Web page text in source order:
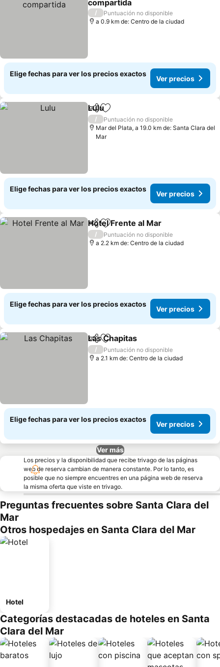
compartida
/
Puntuación no disponible
a 0.9 km de: Centro de la ciudad
Elige fechas para ver los precios exactos
Ver precios
CompartirAgregar a favoritos
Lulu
/
Puntuación no disponible
Mar del Plata, a 19.0 km de: Santa Clara del
Mar
Elige fechas para ver los precios exactos
Ver precios
CompartirAgregar a favoritos
Hotel Frente al Mar
/
Puntuación no disponible
a 2.2 km de: Centro de la ciudad
Elige fechas para ver los precios exactos
Ver precios
CompartirAgregar a favoritos
Las Chapitas
/
Puntuación no disponible
a 2.1 km de: Centro de la ciudad
Elige fechas para ver los precios exactos
Ver precios
Ver más
Los precios y la disponibilidad que recibe trivago de las páginas
web de reserva cambian de manera constante. Por lo tanto, es
posible que no siempre encuentres en una página web de reserva
la misma oferta que viste en trivago.
Preguntas frecuentes sobre Santa Clara del
Mar
Otros hospedajes en Santa Clara del Mar
Hotel
Categorías destacadas de hoteles en Santa
Clara del Mar